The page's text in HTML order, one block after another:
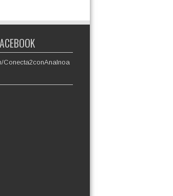
Conecta2conAnaInoa